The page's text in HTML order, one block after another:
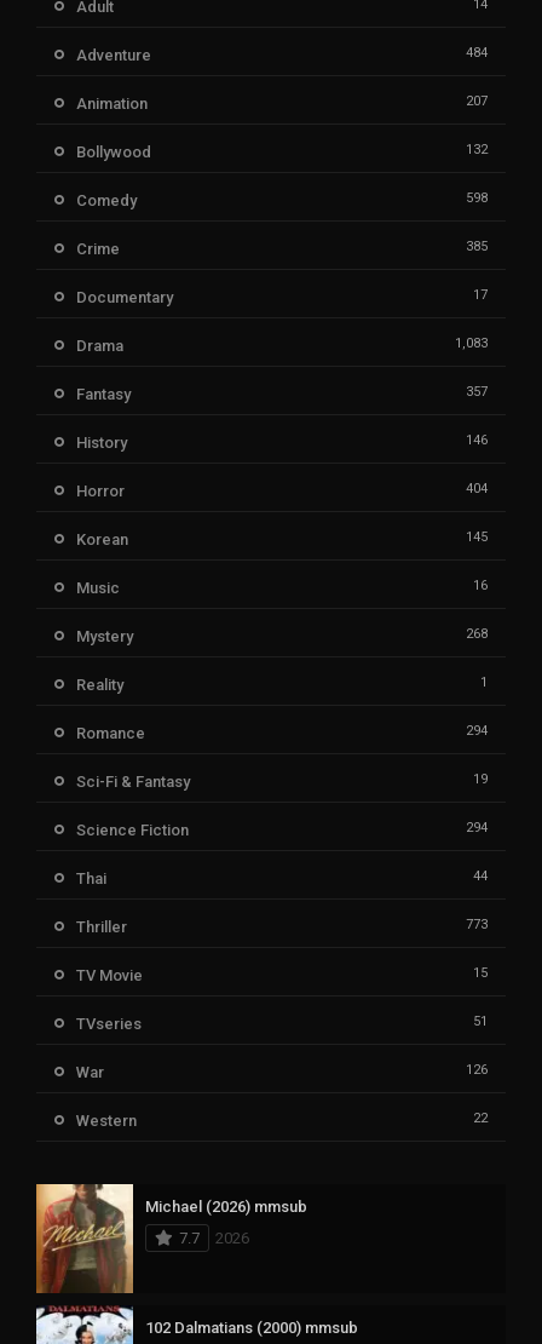
Adult 14
Adventure 484
Animation 207
Bollywood 132
Comedy 598
Crime 385
Documentary 17
Drama 1,083
Fantasy 357
History 146
Horror 404
Korean 145
Music 16
Mystery 268
Reality 1
Romance 294
Sci-Fi & Fantasy 19
Science Fiction 294
Thai 44
Thriller 773
TV Movie 15
TVseries 51
War 126
Western 22
Michael (2026) mmsub
7.7
2026
102 Dalmatians (2000) mmsub